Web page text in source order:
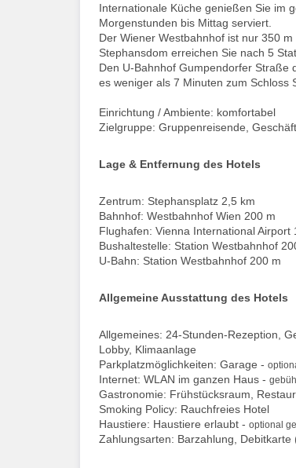
Internationale Küche genießen Sie im
Morgenstunden bis Mittag serviert.
Der Wiener Westbahnhof ist nur 350
Stephansdom erreichen Sie nach 5
Den U-Bahnhof Gumpendorfer Straße
es weniger als 7 Minuten zum Schloss
Einrichtung / Ambiente: komfortabel
Zielgruppe: Gruppenreisende,
Lage & Entfernung des Hotels
Zentrum: Stephansplatz 2,5 km
Bahnhof: Westbahnhof Wien 200 m
Flughafen: Vienna International Airport
Bushaltestelle: Station Westbahnhof
U-Bahn: Station Westbahnhof 200 m
Allgemeine Ausstattung des Hotels
Allgemeines: 24-Stunden-Rezeption,
Lobby, Klimaanlage
Parkplatzmöglichkeiten: Garage -
Internet: WLAN im ganzen Haus -
Gastronomie: Frühstücksraum,
Smoking Policy: Rauchfreies Hotel
Haustiere: Haustiere erlaubt - optional
Zahlungsarten: Barzahlung,